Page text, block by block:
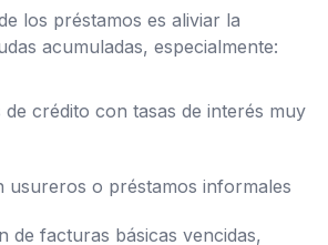
los préstamos es aliviar la
acumuladas, especialmente:
de crédito con tasas de interés muy
usureros o préstamos informales
de facturas básicas vencidas,